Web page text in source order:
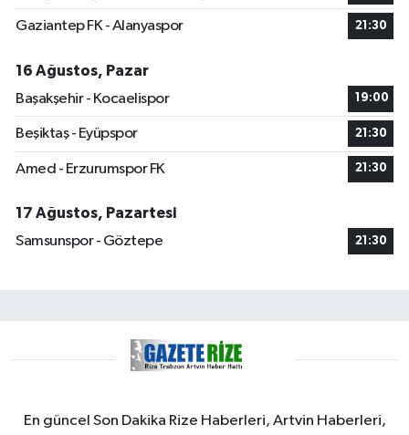
Gaziantep FK - Alanyaspor 21:30
16 Ağustos, Pazar
Başakşehir - Kocaelispor
19:00
Beşiktaş - Eyüpspor 21:30
Amed - Erzurumspor FK 21:30
17 Ağustos, Pazartesi
Samsunspor - Göztepe
21:30
En güncel Son Dakika Rize Haberleri, Artvin Haberleri,